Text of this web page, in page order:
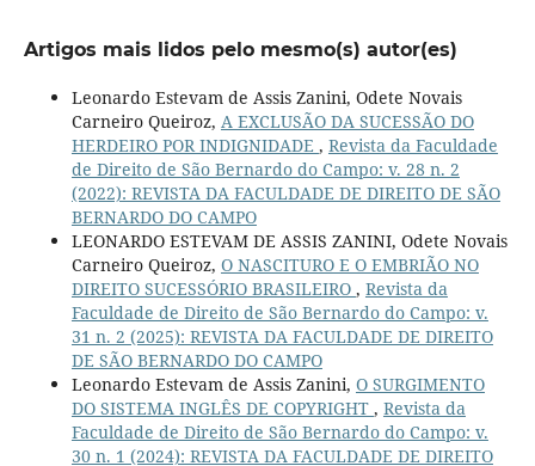
Artigos mais lidos pelo mesmo(s) autor(es)
Leonardo Estevam de Assis Zanini, Odete Novais
Carneiro Queiroz, A EXCLUSÃO DA SUCESSÃO DO
HERDEIRO POR INDIGNIDADE , Revista da Faculdade
de Direito de São Bernardo do Campo: v. 28 n. 2
(2022): REVISTA DA FACULDADE DE DIREITO DE SÃO
BERNARDO DO CAMPO
LEONARDO ESTEVAM DE ASSIS ZANINI, Odete Novais
Carneiro Queiroz, O NASCITURO E O EMBRIÃO NO
DIREITO SUCESSÓRIO BRASILEIRO , Revista da
Faculdade de Direito de São Bernardo do Campo: v.
31 n. 2 (2025): REVISTA DA FACULDADE DE DIREITO
DE SÃO BERNARDO DO CAMPO
Leonardo Estevam de Assis Zanini, O SURGIMENTO
DO SISTEMA INGLÊS DE COPYRIGHT , Revista da
Faculdade de Direito de São Bernardo do Campo: v.
30 n. 1 (2024): REVISTA DA FACULDADE DE DIREITO